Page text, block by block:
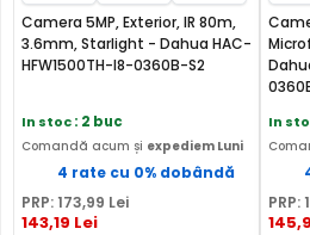
Camera 5MP, Exterior, IR 80m,
3.6mm, Starlight - Dahua HAC-
HFW1500TH-I8-0360B-S2
In stoc: 2 buc
Comandă acum și expediem Luni
4 rate cu 0% dobândă
PRP: 173,99 Lei
143,19 Lei
In
PRP:
145